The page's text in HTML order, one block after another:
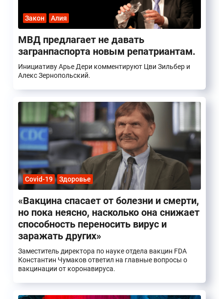
Закон Алия
МВД предлагает не давать
загранпаспорта новым репатриантам.
Инициативу Арье Дери комментируют Цви Зильбер и
Алекс Зернопольский.
Covid-19 Здоровье
«Вакцина спасает от болезни и смерти,
но пока неясно, насколько она снижает
способность переносить вирус и
заражать других»
Заместитель директора по науке отдела вакцин FDA
Константин Чумаков ответил на главные вопросы о
вакцинации от коронавируса.